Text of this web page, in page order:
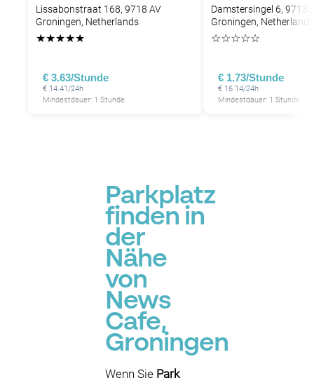
Lissabonstraat 168, 9718 AV
Groningen, Netherlands
★★★★★
€ 3.63/Stunde
€ 14.41/24h
Mindestdauer: 1 Stunde
Damstersingel 6, 9713
Groningen, Netherlands
☆☆☆☆☆
€ 1.73/Stunde
€ 16.14/24h
Mindestdauer: 1 Stunde
Parkplatz
finden in
der
Nähe
von
News
Cafe,
Groningen
Wenn Sie Park